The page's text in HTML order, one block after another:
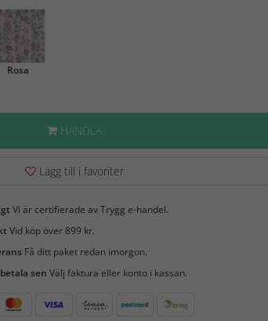
Rosa
HANDLA
Lägg till i favoriter
Vi är certifierade av Trygg e-handel.
Vid köp över 899 kr.
Få ditt paket redan imorgon.
sen Välj faktura eller konto i kassan.